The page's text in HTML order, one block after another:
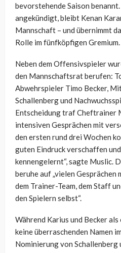
bevorstehende Saison
angekündigt, bleibt Kenan
Mannschaft – und übernimmt
Rolle im fünfköpfigen Gremium.
Neben dem Offensivspieler
den Mannschaftsrat berufen:
Abwehrspieler Timo Becker,
Schallenberg und
Entscheidung traf Cheftrainer
intensiven Gesprächen mit
den ersten rund drei Wochen
guten Eindruck verschaffen
kennengelernt“, sagte Muslic.
beruhe auf „vielen
dem Trainer-Team, dem Staff
den Spielern selbst“.
Während Karius und Becker
keine überraschenden Namen
Nominierung von